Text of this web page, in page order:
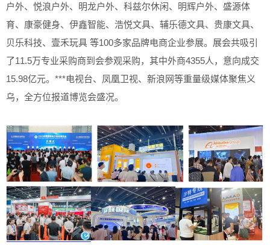
户外、悦浪户外、明龙户外、科兹尔休闲、明辉户外、盛源体
育、康豪健身、伊鑫智能、浩悦文具、辅乐德文具、贵康文具、
贝乐科技、壹禾玩具 等100多家品牌电商企业参展。展会共吸引
了11.5万专业采购商到会参观采购，其中外商4355人，意向成交
15.98亿元。***电视台、凤凰卫视、新浪网等重量级媒体聚焦义
乌，全方位报道博览会盛况。